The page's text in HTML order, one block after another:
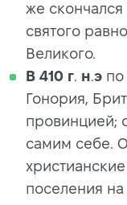
же
святого
Великого.
В 410 г. н.э
Гонория,
провинцией;
самим себе.
поселения